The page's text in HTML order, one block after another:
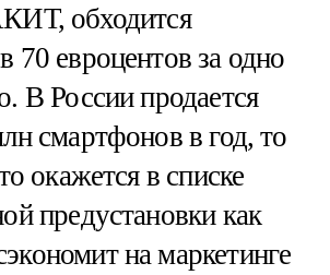
обходится
70 евроцентов за одно
В России продается
смартфонов в год, то
окажется в списке
предустановки как
на маркетинге